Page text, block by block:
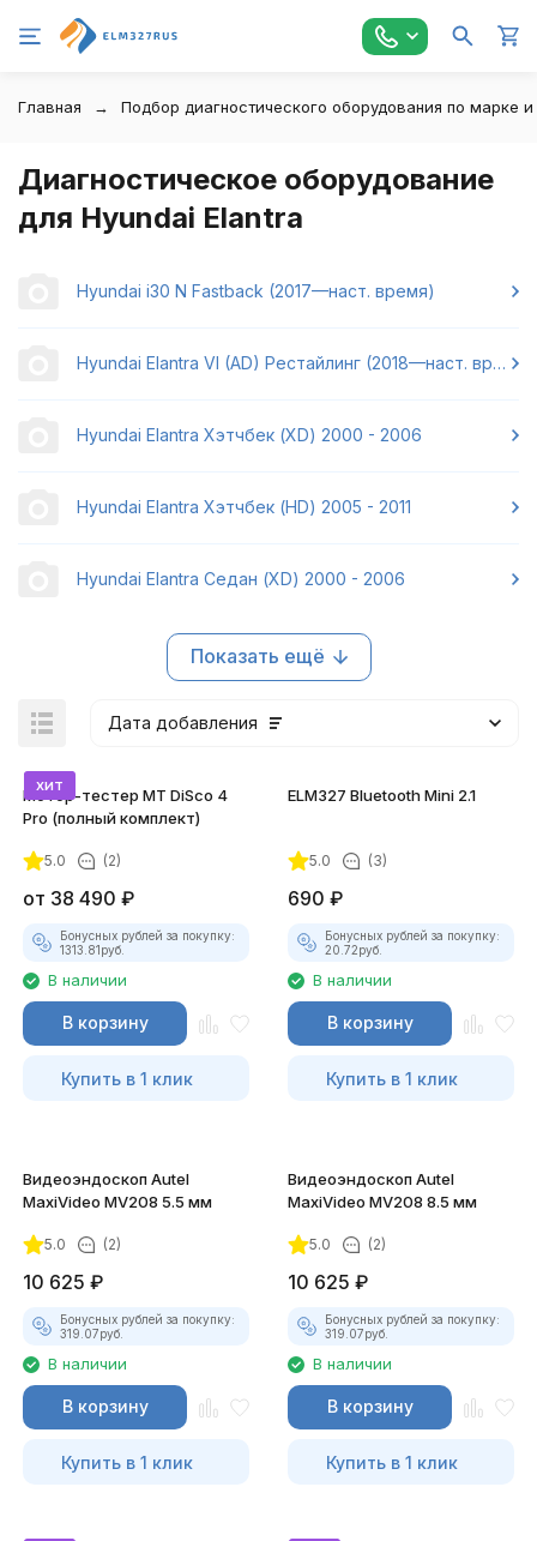
Главная Подбор диагностического оборудования по марке
Диагностическое оборудование
для Hyundai Elantra
Hyundai i30 N Fastback (2017—наст. время)
Hyundai Elantra VI (AD) Рестайлинг (2018—наст. время)
Hyundai Elantra Хэтчбек (XD) 2000 - 2006
Hyundai Elantra Хэтчбек (HD) 2005 - 2011
Hyundai Elantra Седан (XD) 2000 - 2006
Показать ещё
Дата добавления
хит
Мотор-тестер MT DiSco 4
Pro (полный комплект)
5.0 (2)
от 38 490 ₽
Бонусных рублей за покупку:
1313.81руб.
В наличии
В корзину
Купить в 1 клик
ELM327 Bluetooth Mini 2.1
5.0 (3)
690 ₽
Бонусных рублей за покупку:
20.72руб.
В наличии
В корзину
Купить в 1 клик
Видеоэндоскоп Autel
MaxiVideo MV208 5.5 мм
5.0 (2)
10 625 ₽
Бонусных рублей за покупку:
319.07руб.
В наличии
В корзину
Купить в 1 клик
Видеоэндоскоп Autel
MaxiVideo MV208 8.5 мм
5.0 (2)
10 625 ₽
Бонусных рублей за покупку:
319.07руб.
В наличии
В корзину
Купить в 1 клик